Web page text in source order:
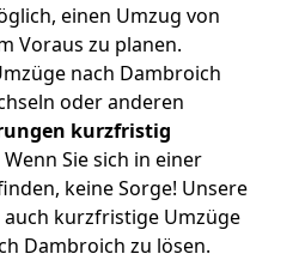
einen Umzug von
Voraus zu planen.
nach Dambroich
oder anderen
kurzfristig
Wenn Sie sich in einer
keine Sorge! Unsere
auch kurzfristige Umzüge
Dambroich zu lösen.